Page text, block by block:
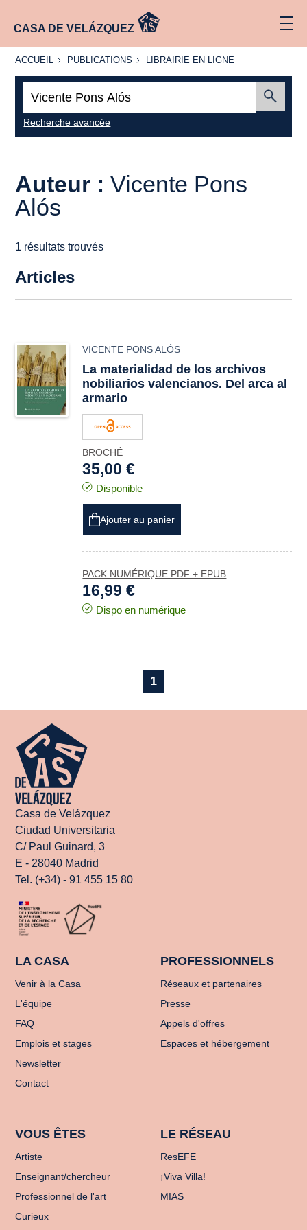
CASA DE VELÁZQUEZ
ACCUEIL
ACCUEIL PUBLICATIONS
PUBLICATIONS
LIBRAIRIE
LIBRAIRIE EN LIGNE
Recherche avancée
Auteur :Vicente Pons
Alós
1 résultats trouvés
Articles
VICENTE PONS ALÓS
La materialidad de los archivos
nobiliarios valencianos. Del arca al
armario
BROCHÉ
35,00 €
Disponible
Ajouter au panier
PACK NUMÉRIQUE PDF + EPUB
16,99 €
Dispo en numérique
1
Casa de Velázquez
Ciudad Universitaria
C/ Paul Guinard, 3
E - 28040 Madrid
Tel. (+34) - 91 455 15 80
LA CASA
Venir à la Casa
L'équipe
FAQ
Emplois et stages
Newsletter
Contact
PROFESSIONNELS
Réseaux et partenaires
Presse
Appels d'offres
Espaces et hébergement
VOUS ÊTES
Artiste
Enseignant/chercheur
Professionnel de l'art
Curieux
LE RÉSEAU
ResEFE
¡Viva Villa!
MIAS